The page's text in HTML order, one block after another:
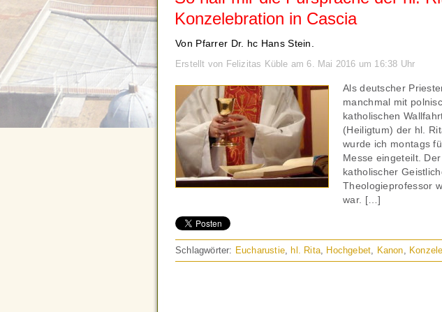
Konzelebration in Cascia
Von Pfarrer Dr. hc Hans Stein.
Erstellt von Felizitas Küble am 6. Mai 2016 um 16:38 Uhr
Als deutscher
manchmal mit
katholischen
(Heiligtum) der hl.
wurde ich montags
Messe eingeteilt.
katholischer
Theologieprofessor
war. […]
Schlagwörter: Eucharustie, hl. Rita, Hochgebet, Kanon,